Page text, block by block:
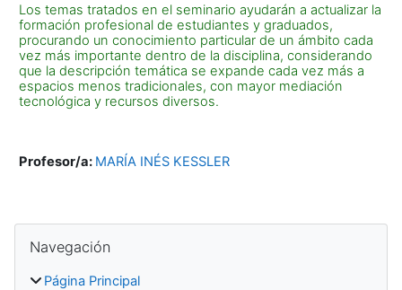
Los temas tratados en el seminario ayudarán a actualizar la
formación profesional de estudiantes y graduados,
procurando un conocimiento particular de un ámbito cada
vez más importante dentro de la disciplina, considerando
que la descripción temática se expande cada vez más a
espacios menos tradicionales, con mayor mediación
tecnológica y recursos diversos.
Profesor/a: MARÍA INÉS KESSLER
Bloques
Navegación
Página Principal